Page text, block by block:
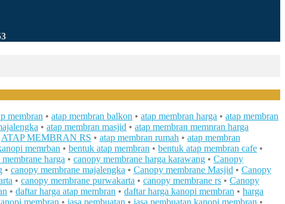
membran • atap membran balkon • atap membran harga • atap membran
• atap membran masjid • atap membran memnran harga
ATAP MEMBRAN RS • atap membran rumah • atap membran
memrban • bentuk atap membran • bentuk atap membran cafe •
harga • canopy membrane harga karawang • Canopy
• canopy membrane majalengka • Canopy membrane Masjid • Canopy
• canopy membrane purwakarta • canopy membrane rs • Canopy
• daftar harga atap membran • daftar harga kanopi membran • harga